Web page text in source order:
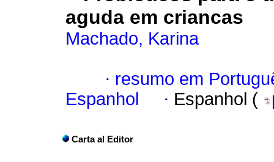
aguda em criancas
Machado, Karina
· resumo em
Espanhol
· Espanhol (
Carta al Editor